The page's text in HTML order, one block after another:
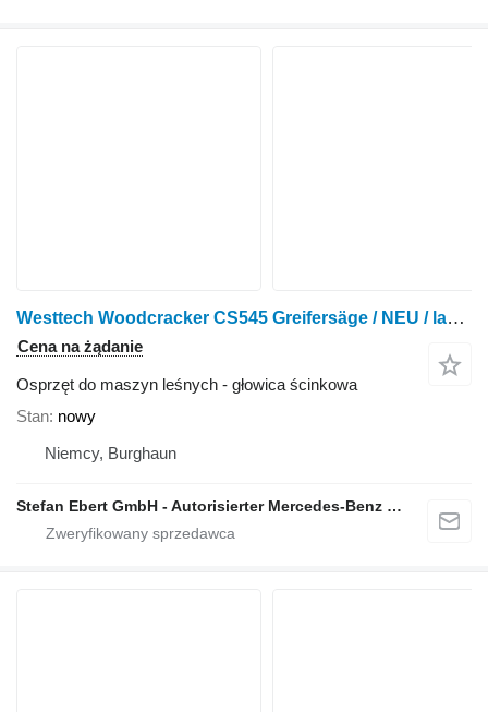
Westtech Woodcracker CS545 Greifersäge / NEU / lagernd!
Cena na żądanie
Osprzęt do maszyn leśnych - głowica ścinkowa
Stan nowy
Niemcy, Burghaun
Stefan Ebert GmbH - Autorisierter Mercedes-Benz Servicepartner